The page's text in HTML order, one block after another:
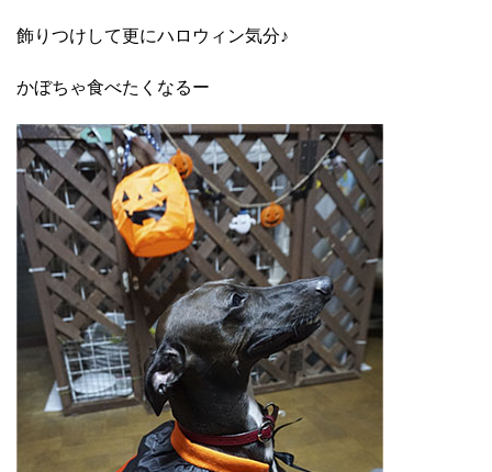
飾りつけして更にハロウィン気分♪
かぼちゃ食べたくなるー